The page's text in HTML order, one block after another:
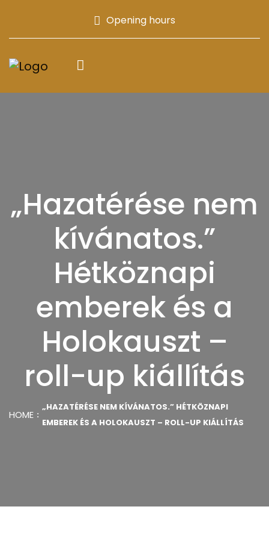
Opening hours
„Hazatérése nem
kívánatos.”
Hétköznapi
emberek és a
Holokauszt –
roll-up kiállítás
HOME
„HAZATÉRÉSE NEM KÍVÁNATOS.” HÉTKÖZNAPI
EMBEREK ÉS A HOLOKAUSZT – ROLL-UP KIÁLLÍTÁS